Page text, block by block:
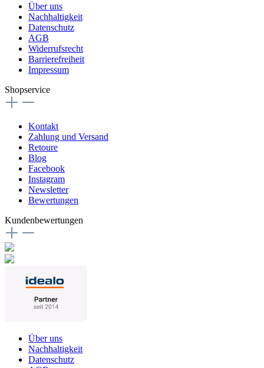
Über uns
Nachhaltigkeit
Datenschutz
AGB
Widerrufsrecht
Barrierefreiheit
Impressum
Shopservice
Kontakt
Zahlung und Versand
Retoure
Blog
Facebook
Instagram
Newsletter
Bewertungen
Kundenbewertungen
Über uns
Nachhaltigkeit
Datenschutz